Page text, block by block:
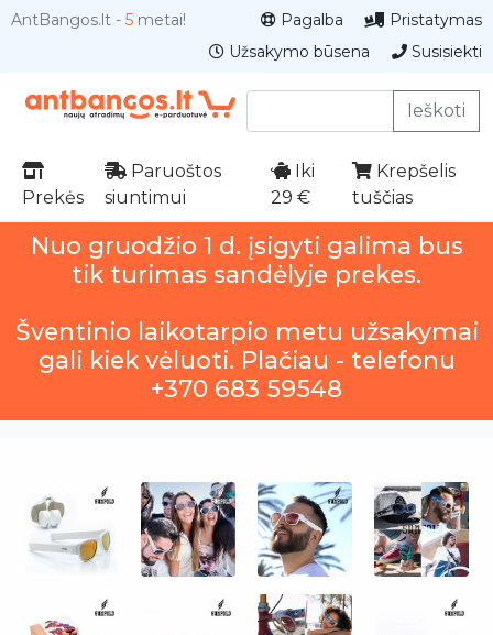
AntBangos.lt - 5 metai! Pagalba
Pristatymas
Užsakymo būsena
Susisiekti
Ieškoti
Prekės
Paruoštos
siuntimui
Iki
29 €
Krepšelis
tuščias
Nuo gruodžio 1 d. įsigyti galima bus
tik turimas sandėlyje prekes.
Šventinio laikotarpio metu užsakymai
gali kiek vėluoti. Plačiau - telefonu
+370 683 59548